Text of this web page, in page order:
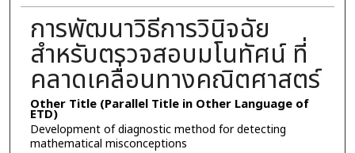
การพัฒนาวิธีการวินิจฉัย
สำหรับตรวจสอบมโนทัศน์ ที่
คลาดเคลื่อนทางคณิตศาสตร์
Other Title (Parallel Title in Other Language of
ETD)
Development of diagnostic method for detecting
mathematical misconceptions